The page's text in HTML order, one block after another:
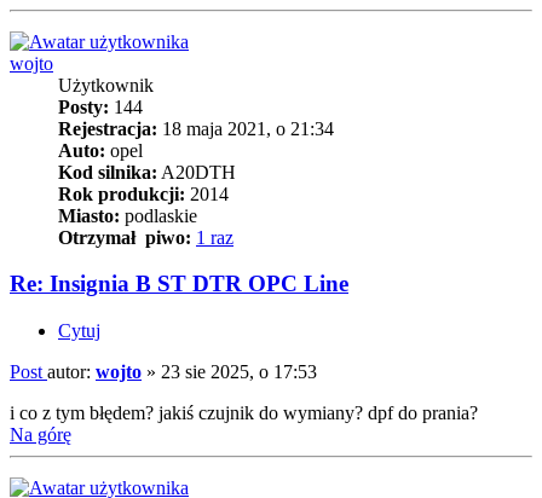
wojto
Użytkownik
Posty: 144
Rejestracja: 18 maja 2021, o 21:34
Auto: opel
Kod silnika: A20DTH
Rok produkcji: 2014
Miasto: podlaskie
Otrzymał piwo: 1 raz
Re: Insignia B ST DTR OPC Line
Cytuj
Post autor: wojto » 23 sie 2025, o 17:53
i co z tym błędem? jakiś czujnik do wymiany? dpf do prania?
Na górę